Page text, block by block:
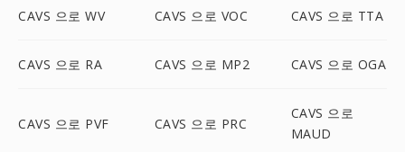
CAVS 으로 WV CAVS 으로 VOC CAVS 으로 TTA
CAVS 으로 RA CAVS 으로 MP2 CAVS 으로 OGA
CAVS 으로 PVF CAVS 으로 PRC
CAVS 으로
MAUD